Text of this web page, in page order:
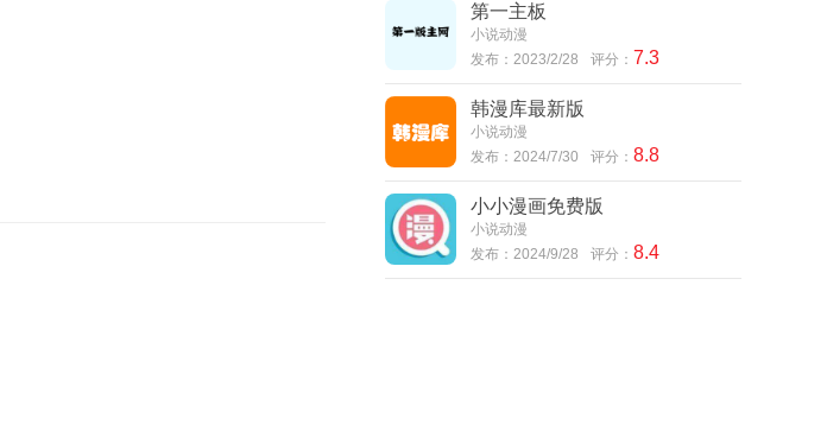
第一主板
小说动漫
发布：2023/2/28
评分： 7.3
韩漫库最新版
小说动漫
发布：2024/7/30
评分： 8.8
小小漫画免费版
小说动漫
发布：2024/9/28
评分： 8.4